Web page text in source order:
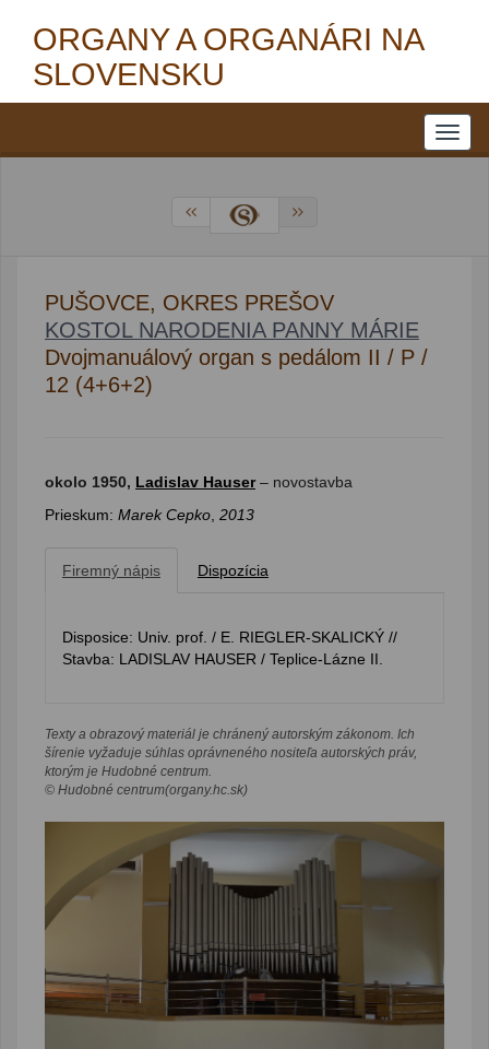
ORGANY A ORGANÁRI NA
SLOVENSKU
PUŠOVCE, OKRES PREŠOV
KOSTOL NARODENIA PANNY MÁRIE
Dvojmanuálový organ s pedálom II / P /
12 (4+6+2)
okolo 1950, Ladislav Hauser– novostavba
Prieskum: Marek Cepko 2013
Firemný nápis Dispozícia
Disposice: Univ. prof. / E. RIEGLER-SKALICKÝ //
Stavba: LADISLAV HAUSER / Teplice-Lázne II.
Texty a obrazový materiál je chránený autorským zákonom. Ich
šírenie vyžaduje súhlas oprávneného nositeľa autorských práv,
ktorým je Hudobné centrum.
© Hudobné centrum(organy.hc.sk)